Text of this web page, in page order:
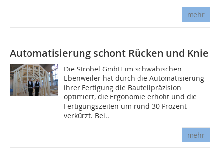
mehr
Automatisierung schont Rücken und Knie
Die Strobel GmbH im schwäbischen
Ebenweiler hat durch die Automatisierung
ihrer Fertigung die Bauteilpräzision
optimiert, die Ergonomie erhöht und die
Fertigungszeiten um rund 30 Prozent
verkürzt. Bei...
mehr